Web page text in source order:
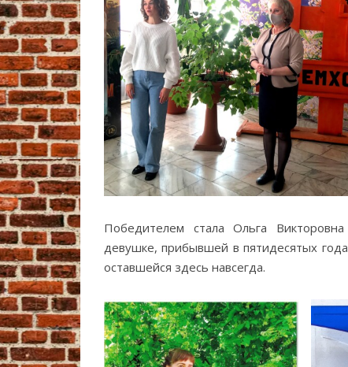
Победителем стала Ольга
девушке, прибывшей в пятидесятых
оставшейся здесь навсегда.